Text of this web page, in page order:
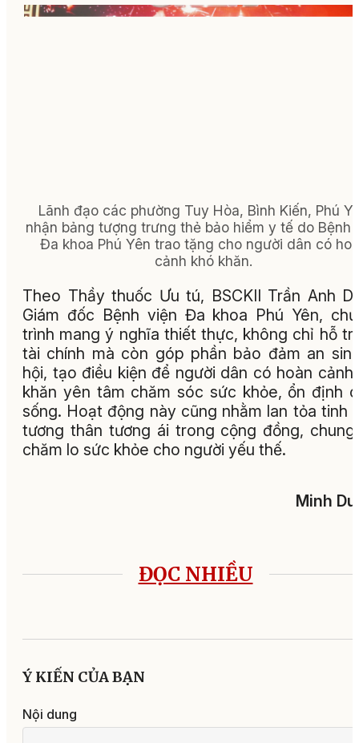
Lãnh đạo các phường Tuy Hòa, Bình Kiến, Phú
nhận bảng tượng trưng thẻ bảo hiểm y tế do Bệnh
Đa khoa Phú Yên trao tặng cho người dân có
cảnh khó khăn.
Theo Thầy thuốc Ưu tú, BSCKII Trần Anh
Giám đốc Bệnh viện Đa khoa Phú Yên,
trình mang ý nghĩa thiết thực, không chỉ hỗ
tài chính mà còn góp phần bảo đảm an
hội, tạo điều kiện để người dân có hoàn cảnh
khăn yên tâm chăm sóc sức khỏe, ổn định
sống. Hoạt động này cũng nhằm lan tỏa tinh
tương thân tương ái trong cộng đồng,
chăm lo sức khỏe cho người yếu thế.
Minh
ĐỌC NHIỀU
Ý KIẾN CỦA BẠN
Nội dung